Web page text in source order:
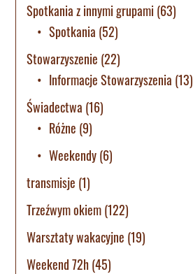
Spotkania z innymi grupami (63)
Spotkania (52)
Stowarzyszenie (22)
Informacje Stowarzyszenia (13)
Świadectwa (16)
Różne (9)
Weekendy(6)
transmisje (1)
Trzeźwym okiem(122)
Warsztaty wakacyjne (19)
Weekend 72h(45)